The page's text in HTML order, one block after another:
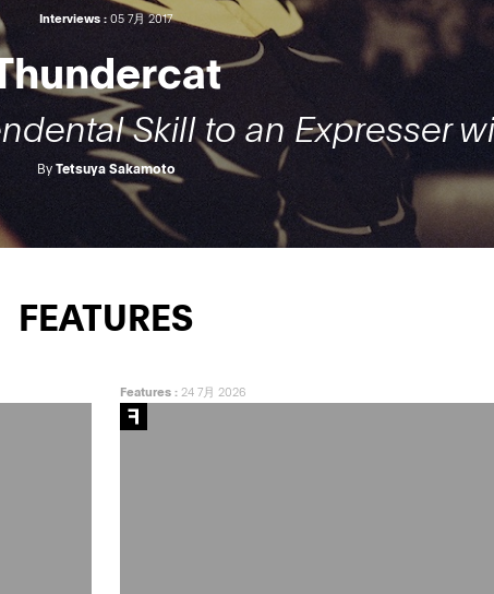
Interviews : 05 7月 2017
Skill to an Expresser
ByTetsuya Sakamoto
FEATURES
Features:24 7月 2026